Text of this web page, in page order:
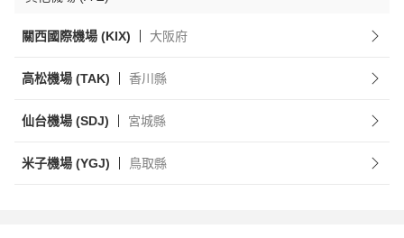
關西國際機場 (KIX) 大阪府
高松機場 (TAK) 香川縣
仙台機場 (SDJ) 宮城縣
米子機場 (YGJ) 鳥取縣